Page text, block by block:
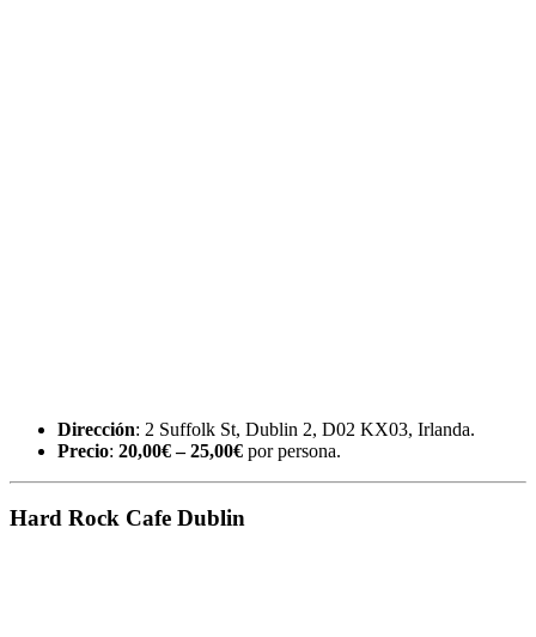
Dirección: 2 Suffolk St, Dublin 2, D02 KX03, Irlanda.
Precio: 20,00€ – 25,00€ por persona.
Hard Rock Cafe Dublin